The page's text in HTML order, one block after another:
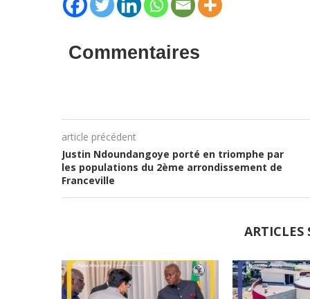
Commentaires
article précédent
Justin Ndoundangoye porté en triomphe par
les populations du 2ème arrondissement de
Franceville
ARTICLES